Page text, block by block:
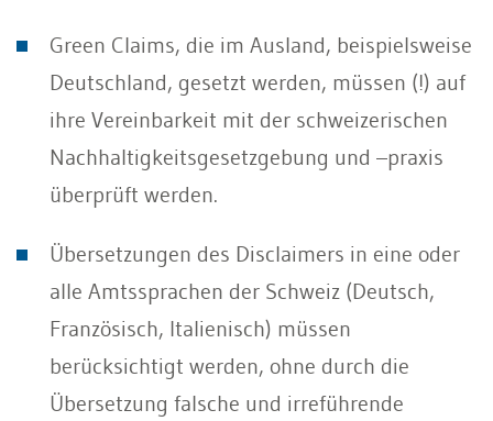
Green Claims, die im Ausland, beispielsweise
Deutschland, gesetzt werden, müssen (!) auf
ihre Vereinbarkeit mit der schweizerischen
Nachhaltigkeitsgesetzgebung und –praxis
überprüft werden.
Übersetzungen des Disclaimers in eine oder
alle Amtssprachen der Schweiz (Deutsch,
Französisch, Italienisch) müssen
berücksichtigt werden, ohne durch die
Übersetzung falsche und irreführende